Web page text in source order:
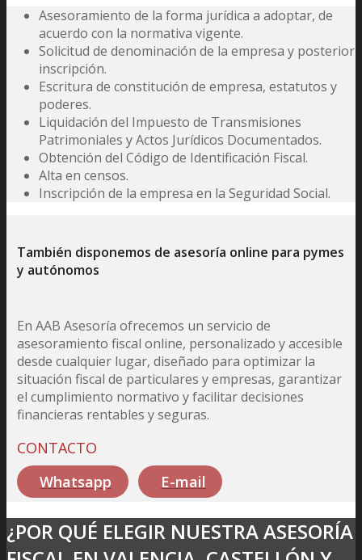
Asesoramiento de la forma jurídica a adoptar, de
acuerdo con la normativa vigente.
Solicitud de denominación de la empresa y posterior
inscripción.
Escritura de constitución de empresa, estatutos y
poderes.
Liquidación del Impuesto de Transmisiones
Patrimoniales y Actos Jurídicos Documentados.
Obtención del Código de Identificación Fiscal.
Alta en censos.
Inscripción de la empresa en la Seguridad Social.
También disponemos de asesoría online para pymes
y autónomos
En AAB Asesoría ofrecemos un servicio de
asesoramiento fiscal online, personalizado y accesible
desde cualquier lugar, diseñado para optimizar la
situación fiscal de particulares y empresas, garantizar
el cumplimiento normativo y facilitar decisiones
financieras rentables y seguras.
CONTACTO
Whatsapp
E-mail
¿POR QUÉ ELEGIR NUESTRA ASESORÍA